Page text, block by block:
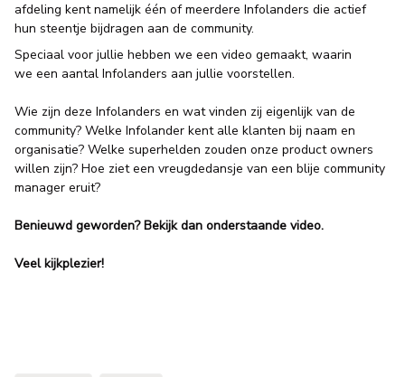
afdeling kent namelijk één of meerdere Infolanders die actief
hun steentje bijdragen aan de community.
Speciaal voor jullie hebben we een video gemaakt, waarin
we een aantal Infolanders aan jullie voorstellen.
Wie zijn deze Infolanders en wat vinden zij eigenlijk van de
community? Welke Infolander kent alle klanten bij naam en
organisatie? Welke superhelden zouden onze product owners
willen zijn? Hoe ziet een vreugdedansje van een blije community
manager eruit?
Benieuwd geworden? Bekijk dan onderstaande video.
Veel kijkplezier!